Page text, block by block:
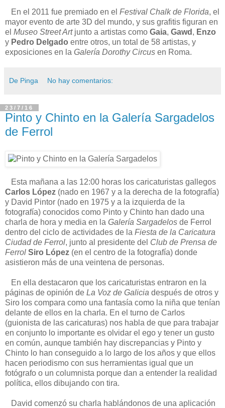
En el 2011 fue premiado en el Festival Chalk de Florida, el
mayor evento de arte 3D del mundo, y sus grafitis figuran en
el Museo Street Artjunto a artistas como Gaia, Gawd , Enzo
y Pedro Delgado entre otros, un total de 58 artistas, y
exposiciones en la Galería Dorothy Circus en Roma.
De Pinga No hay comentarios:
23/7/16
Pinto y Chinto en la Galería Sargadelos
de Ferrol
Esta mañana a las 12:00 horas los caricaturistas gallegos
Carlos López (nado en 1967 y a la derecha de la fotografía)
y David Pintor (nado en 1975 y a la izquierda de la
fotografía) conocidos como Pinto y Chinto han dado una
charla de hora y media en la Galería Sargadelos de Ferrol
dentro del ciclo de actividades de la Fiesta de la Caricatura
Ciudad de Ferrol, junto al presidente del Club de Prensa de
Ferrol Siro López (en el centro de la fotografía) donde
asistieron más de una veintena de personas.
En ella destacaron que los caricaturistas entraron en la
páginas de opinión de La Voz de Galicia después de otros y
Siro los compara como una fantasía como la niña que tenían
delante de ellos en la charla. En el turno de Carlos
(guionista de las caricaturas) nos habla de que para trabajar
en conjunto lo importante es olvidar el ego y tener un gusto
en común, aunque también hay discrepancias y Pinto y
Chinto lo han conseguido a lo largo de los años y que ellos
hacen periodismo con sus herramientas igual que un
fotógrafo o un columnista porque dan a entender la realidad
política, ellos dibujando con tira.
David comenzó su charla hablándonos de una aplicación